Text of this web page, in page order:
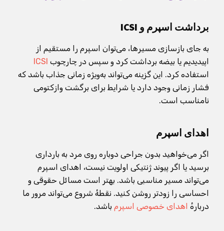
برداشت اسپرم و ICSI
به جای بازسازی مسیرها، می‌توان اسپرم را مستقیم از
اپیدیدیم یا بیضه برداشت کرد و سپس در چارچوب ICSI
استفاده کرد. این گزینه می‌تواند به‌ویژه زمانی جذاب باشد که
فشار زمانی وجود دارد یا شرایط برای برگشت وازکتومی
نامناسب است.
اهدای اسپرم
اگر می‌خواهید بدون جراحی دوباره روی مرد به بارداری
برسید یا اگر پیوند ژنتیکی اولویت نیست، اهدای اسپرم
می‌تواند مسیر مناسبی باشد. بهتر است مسائل حقوقی و
احساسی را زودتر روشن کنید. نقطهٔ شروع می‌تواند مرور ما
دربارهٔ اهدای خصوصی اسپرم باشد.